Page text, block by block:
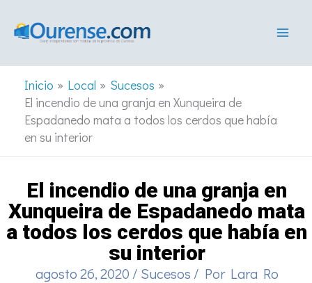
Inicio Local
Sucesos
El incendio de una granja en Xunqueira de
Espadanedo mata a todos los cerdos que había
en su interior
El incendio de una granja en
Xunqueira de Espadanedo mata
a todos los cerdos que había en
su interior
agosto 26, 2020 / Sucesos / Por Lara Ro